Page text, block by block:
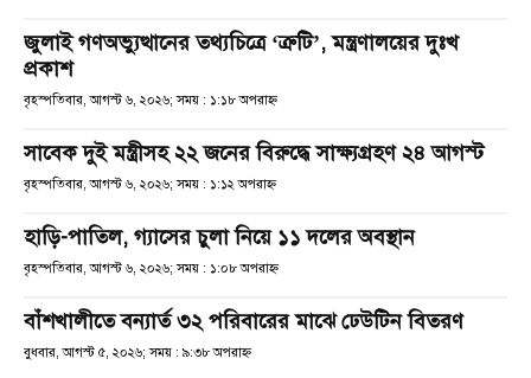
জুলাই গণঅভ্যুত্থানের তথ্যচিত্রে ‘ত্রুটি’, মন্ত্রণালয়ের দুঃখ
প্রকাশ
বৃহস্পতিবার, আগস্ট ৬, ২০২৬; সময় : ১:১৮ অপরাহ্ণ
সাবেক দুই মন্ত্রীসহ ২২ জনের বিরুদ্ধে সাক্ষ্যগ্রহণ ২৪ আগস্ট
বৃহস্পতিবার, আগস্ট ৬, ২০২৬; সময় : ১:১২ অপরাহ্ণ
হাড়ি-পাতিল, গ্যাসের চুলা নিয়ে ১১ দলের অবস্থান
বৃহস্পতিবার, আগস্ট ৬, ২০২৬; সময় : ১:০৮ অপরাহ্ণ
বাঁশখালীতে বন্যার্ত ৩২ পরিবারের মাঝে ঢেউটিন বিতরণ
বুধবার, আগস্ট ৫, ২০২৬; সময় : ৯:৩৮ অপরাহ্ণ